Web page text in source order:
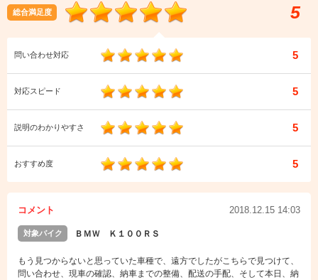
総合満足度 5
問い合わせ対応 5
対応スピード 5
説明のわかりやすさ 5
おすすめ度 5
コメント 2018.12.15 14:03
対象バイク ＢＭＷ Ｋ１００ＲＳ
もう見つからないと思っていた車種で、遠方でしたがこちらで見つけて、
問い合わせ、現車の確認、納車までの整備、配送の手配、そして本日、納